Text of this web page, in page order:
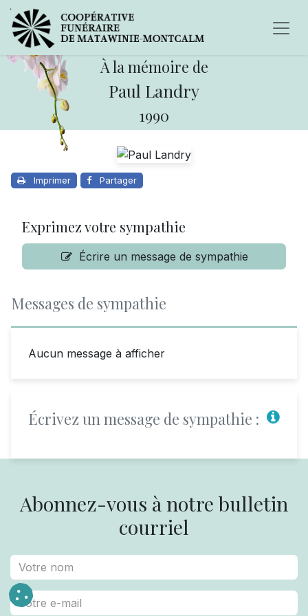
À la mémoire de
Paul Landry
1990
Imprimer Partager
Exprimez votre sympathie
Écrire un message de sympathie
Messages de sympathie
Aucun message à afficher
Écrivez un message de sympathie :
Abonnez-vous à notre bulletin
courriel